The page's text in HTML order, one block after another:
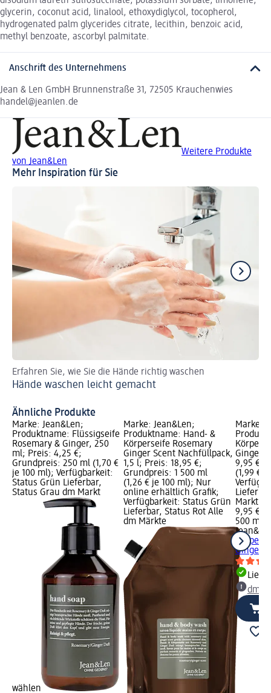
glycerin, coconut acid, linalool, ethoxydiglycol, tocopherol,
hydrogenated palm glycerides citrate, lecithin, benzoic acid,
methyl benzoate, ascorbyl palmitate.
Anschrift des Unternehmens
Jean & Len GmbH Brunnenstraße 31, 72505 Krauchenwies
handel@jeanlen.de
Weitere Produkte
von Jean&Len
Mehr Inspiration für Sie
Erfahren Sie, wie Sie die Hände richtig waschen
Hände waschen leicht gemacht
Ähnliche Produkte
Marke: Jean&Len;
Produktname: Flüssigseife
Rosemary & Ginger, 250
ml; Preis: 4,25 €;
Grundpreis: 250 ml (1,70 €
je 100 ml); Verfügbarkeit:
Status Grün Lieferbar,
Status Grau dm Markt
wählen
Marke: Jean&Len;
Produktname: Hand- &
Körperseife Rosemary
Ginger Scent Nachfüllpack,
1,5 l; Preis: 18,95 €;
Grundpreis: 1 500 ml
(1,26 € je 100 ml); Nur
online erhältlich Grafik;
Verfügbarkeit: Status Grün
Lieferbar, Status Rot Alle
dm Märkte
Marke:
Ginger,
9,95 €;
(1,99 €
Markt
9,95 €
500 ml
Ginger,
dm